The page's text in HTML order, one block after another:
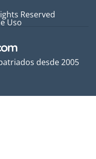
desde 2005
Reserved
Uso